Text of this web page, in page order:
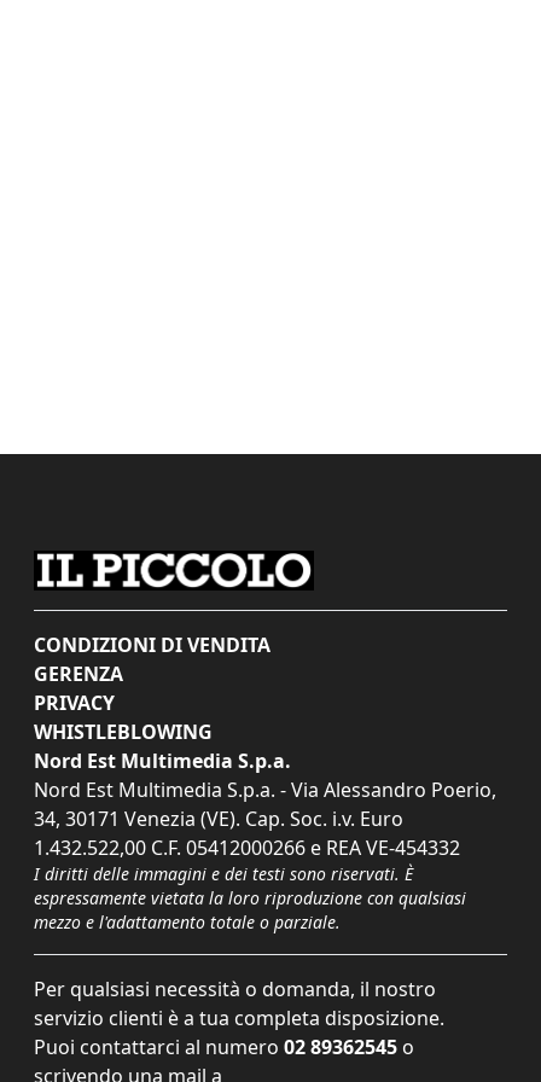
CONDIZIONI DI VENDITA
GERENZA
PRIVACY
WHISTLEBLOWING
Nord Est Multimedia S.p.a.
Nord Est Multimedia S.p.a. - Via Alessandro Poerio,
34, 30171 Venezia (VE). Cap. Soc. i.v. Euro
1.432.522,00 C.F. 05412000266 e REA VE-454332
I diritti delle immagini e dei testi sono riservati. È
espressamente vietata la loro riproduzione con qualsiasi
mezzo e l'adattamento totale o parziale.
Per qualsiasi necessità o domanda, il nostro
servizio clienti è a tua completa disposizione.
Puoi contattarci al numero 02 89362545 o
scrivendo una mail a